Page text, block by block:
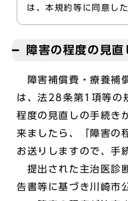
は、本規約等に同意し
障害の程度の見直
障害補償費・療養補
は、法28条第1項等の
程度の見直しの手続き
来ましたら、「障害の
お送りしますので、手
提出された主治医診
告書等に基づき川崎市